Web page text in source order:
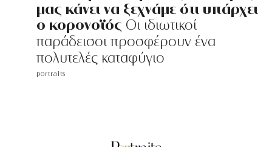
μας κάνει να ξεχνάμε ότι υπάρχει
ο κορονοϊός Oι ιδιωτικοί
παράδεισοι προσφέρουν ένα
πολυτελές καταφύγιο
portraits